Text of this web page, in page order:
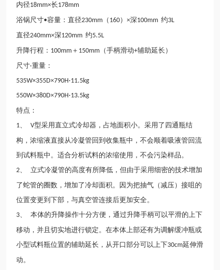
内径18mm×长178mm
浴锅尺寸•容量：直径230mm （ 160）×深100mm约3L
直径240mm×深120mm约5.5L
升降行程： 100mm ＋ 150mm （手柄滑动+辅助延长）
尺寸·重量：
535W×355D×790H·11.5kg
550W×380D×790H·13.5kg
特点：
1 、V型采用直立式冷却器，占地面积小。采用了四通瓶结
构，浓缩液直接从冷凝管回到收集瓶中，不会顺着吸液管回流
到试料瓶中。适合分析试料的浓缩使用，不会污染样品。
2 、 立式冷凝管的高度有所降低，但由于采用细密的技术增加
了蛇管的圈数，增加了冷却面积。因为把抽气（减压）接咀的
位置变更到下部，与真空管连接后更加安全。
3 、 本体的升降操作十分方便，通过升降手柄可以平滑的上下
移动，并且切实地进行锁定。在本体上部还有为调解缓冲瓶或
小型试料瓶位置的辅助延长，从开口部分可以上下30cm延伸滑
动。